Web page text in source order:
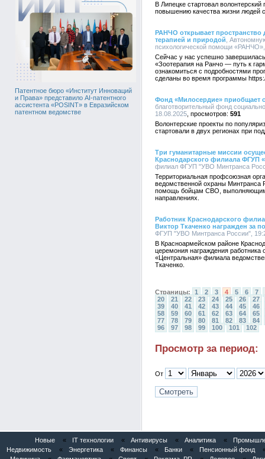
Патентное бюро «Институт Инноваций
и Права» представило AI-патентного
ассистента «POSINT» в Евразийском
патентном ведомстве
В Липецке стартовал волонтерский
повышению качества жизни людей
РАНЧО открывает пространство
терапией и природой ,
психологической помощи
Сейчас у нас успешно
«Зоотерапия на Ранчо — путь к
ознакомиться с подробностями
сделаны во время программы
Фонд «Милосердие» приобщает
благотворительный фонд
18.08.2025
591
Волонтерские проекты по
стартовали в двух регионах при
Три гуманитарные миссии
Краснодарского филиала ФГУП
филиал ФГУП "УВО Минтранса
Территориальная профсоюзная
ведомственной охраны Минтранса
помощь бойцам СВО,
направлениях.
Работник Краснодарского
Виктор Ткаченко награжден за
ФГУП "УВО Минтранса России",
В Красноармейском районе
церемония награждения
«Центральная» филиала
Ткаченко.
Страницы: 1 2 3 4 5 6
7
20
21 22 23 24 25 26
27
39
40 41 42 43 44 45
46
58
59 60 61 62 63 64
65
77
78 79 80 81 82 83
84
96
97 98 99 100 101 102
Просмотр за период:
От
Новые « IT технологии « Антивирусы « Аналитика «
Недвижимость
« Энергетика « Финансы « Банки « Пенсионный фонд